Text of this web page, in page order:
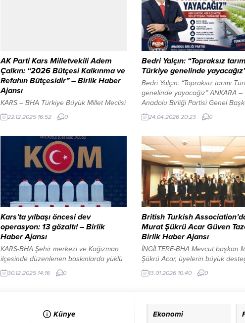
AK Parti Kars Milletvekili Adem
Çalkın: “2026 Bütçesi Kalkınma ve
Refahın Bütçesidir” – Birlik Haber
Ajansı
KARS – BHA ​Türkiye Büyük Millet Meclisi
(TBMM) Genel Kurulu’nda yoğun geçen
bütçe maratonu sona erdi. Görüşmelerin
Bütçe Kanunu Teklifi ile 2024 Yılı Merkezi
Yönetim Kesin Hesap Kanunu Teklifi
yasalaşarak yürürlüğe girdi. ​”24.
Bütçemiz Vatanımıza Hayırlı Olsun” ​AK
Parti Kars Milletvekili Adem Çalkın,
sosyal medya...
22.12.2025 16:52 0
Bedri Yalçın: “Topraksız
Türkiye genelinde
Bedri Yalçın: “Topraksız tarımı
genelinde yayacağız” ANKARA –
Anadolu Birliği Partisi Genel
Bedri Yalçın, tarım politikalarına
yaptığı açıklamada, Türkiye’nin
modelini hayata geçirmeyi
hedeflediklerini duyurdu. Yalçın,
adımın Türkiye’yi tarımda dünya
sıralamasında üst basamaklara
taşıyacağını ifade etti. Yalçın,
tarımın...
24.04.2026 20:23 0
Kars’ta yılbaşı öncesi dev
operasyon: 13 gözaltı! – Birlik
Haber Ajansı
KARS-BHA Şehir merkezi ve Kağızman
ilçesinde düzenlenen baskınlarda yüklü
miktarda sahte alkol ele geçirildi. ​Kars İl
Emniyet Müdürlüğü Kaçakçılık ve
Müdürlüğü ekipleri, yılbaşı öncesi
piyasaya sahte içki sürülmesini
engellemek amacıyla düğmeye bastı.
30.12.2025 14:16 0
British Turkish
Murat Şükrü Acar Güven
Birlik Haber Ajansı
İNGİLTERE-BHA Mevcut başkan
Şükrü Acar, üyelerin büyük
yeniden başkanlığa seçildi. Geniş
Katılımlı Genel Kurul Genel kurul,
Doç. Dr. Hasan Ulusoy da
13.01.2026 10:40 0
Künye Ekonomi